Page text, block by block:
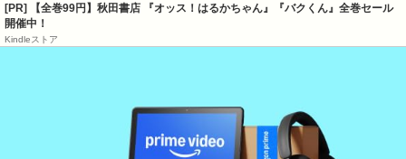
[PR]
【全巻99円】秋田書店 『オッス！はるかちゃん』『バクくん』全巻セール
開催中！
Kindleストア